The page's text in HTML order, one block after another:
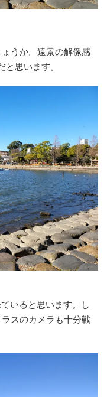
うか。遠景の解像感
思います。
いると思います。し
スのカメラも十分戦